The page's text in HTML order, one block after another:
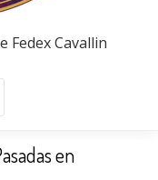
Fedex Cavallin
en